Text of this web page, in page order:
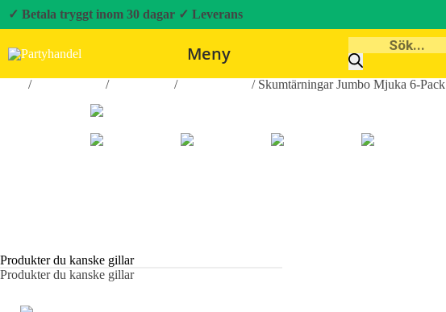
✓ Betala tryggt inom 30 dagar ✓ Leverans
Meny
/ / / / Skumtärningar Jumbo Mjuka 6-Pack
Produkter du kanske gillar
Produkter du kanske gillar